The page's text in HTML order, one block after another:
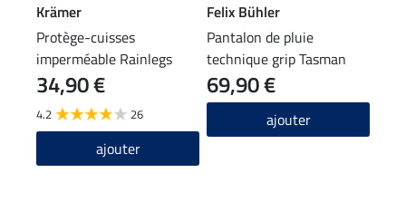
Krämer
Protège-cuisses
imperméable Rainlegs
34,90 €
4.2 26
ajouter
Felix Bühler
Pantalon de pluie
technique grip Tasman
69,90 €
ajouter